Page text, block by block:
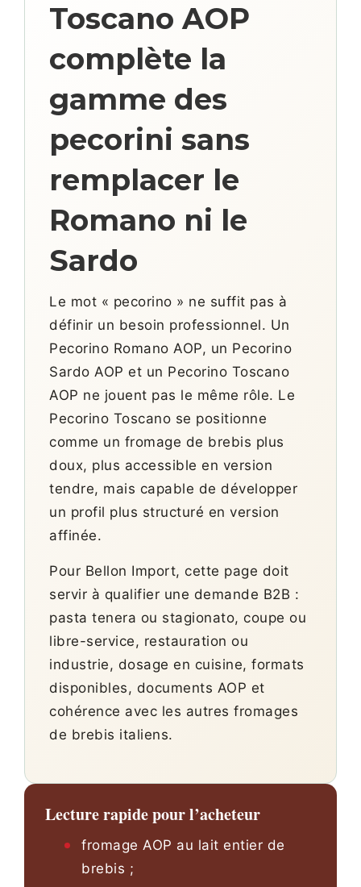
Toscano AOP
complète la
gamme des
pecorini sans
remplacer le
Romano ni le
Sardo
Le mot « pecorino » ne suffit pas à
définir un besoin professionnel. Un
Pecorino Romano AOP, un Pecorino
Sardo AOP et un Pecorino Toscano
AOP ne jouent pas le même rôle. Le
Pecorino Toscano se positionne
comme un fromage de brebis plus
doux, plus accessible en version
tendre, mais capable de développer
un profil plus structuré en version
affinée.
Pour Bellon Import, cette page doit
servir à qualifier une demande B2B :
pasta tenera ou stagionato, coupe ou
libre-service, restauration ou
industrie, dosage en cuisine, formats
disponibles, documents AOP et
cohérence avec les autres fromages
de brebis italiens.
Lecture rapide pour l’acheteur
fromage AOP au lait entier de
brebis ;